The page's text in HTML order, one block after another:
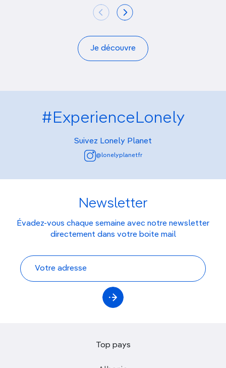
Je découvre
#ExperienceLonely
Suivez Lonely Planet
@lonelyplanetfr
Newsletter
Évadez-vous chaque semaine avec notre newsletter
directement dans votre boite mail
Top pays